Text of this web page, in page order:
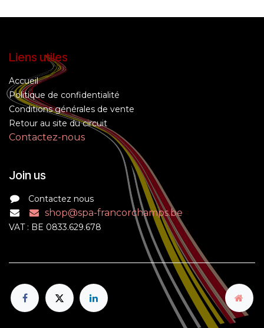
Liens utiles
Accueil
Politique de confidentialité
Conditions générales de vente
Retour au site du circuit
Contactez-nous
Join us
Contactez nous
shop@spa-francorchamps.be
VAT : BE 0833.629.678